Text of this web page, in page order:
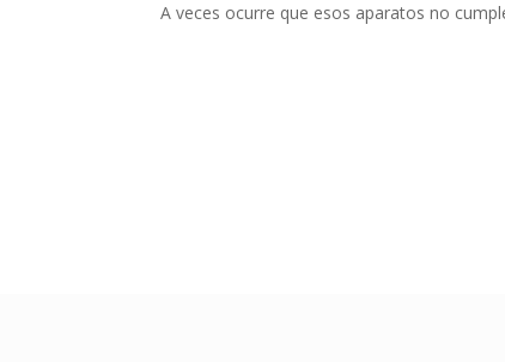
A veces ocurre que esos aparatos no